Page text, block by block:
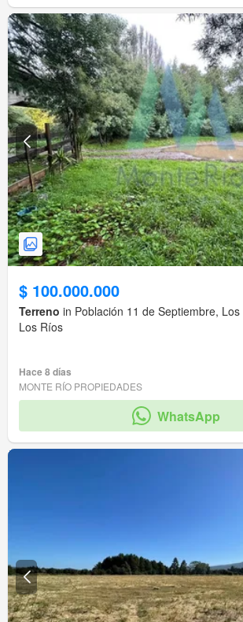
$ 100.000.000
Terreno in Población 11 de Septiembre,
Los Ríos
Hace 8 días
MONTE RÍO PROPIEDADES
WhatsApp